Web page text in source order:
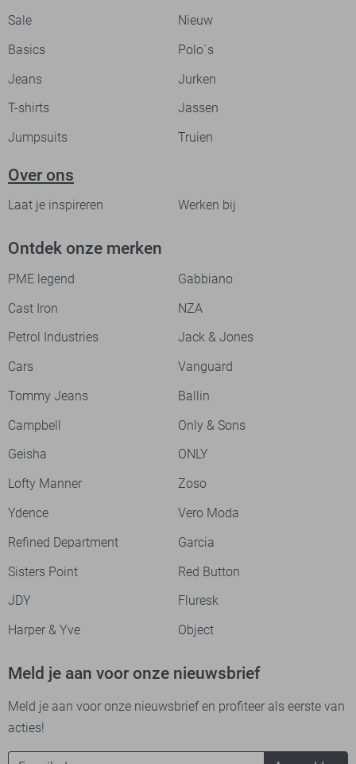
Sale
Nieuw
Basics
Polo`s
Jeans
Jurken
T-shirts
Jassen
Jumpsuits
Truien
Over ons
Laat je inspireren Werken bij
Ontdek onze merken
PME legend
Gabbiano
Cast Iron
NZA
Petrol Industries
Jack & Jones
Cars
Vanguard
Tommy Jeans
Ballin
Campbell
Only & Sons
Geisha
ONLY
Lofty Manner
Zoso
Ydence
Vero Moda
Refined Department
Garcia
Sisters Point
Red Button
JDY
Fluresk
Harper & Yve
Object
Meld je aan voor onze nieuwsbrief
Meld je aan voor onze nieuwsbrief en profiteer als eerste van
acties!